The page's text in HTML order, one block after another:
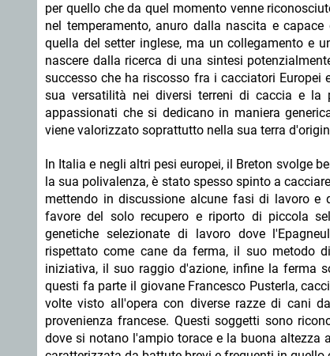
per quello che da quel momento venne
nel temperamento, anuro dalla nascita e
quella del setter inglese, ma un collegamento e
nascere dalla ricerca di una sintesi
successo che ha riscosso fra i cacciatori
sua versatilità nei diversi terreni di caccia e
appassionati che si dedicano in maniera
viene valorizzato soprattutto nella sua terra
In Italia e negli altri pesi europei, il Breton svolge
la sua polivalenza, è stato spesso spinto a
mettendo in discussione alcune fasi di lavoro e
favore del solo recupero e riporto di piccola
genetiche selezionate di lavoro dove
rispettato come cane da ferma, il suo metodo
iniziativa, il suo raggio d'azione, infine la ferma
questi fa parte il giovane Francesco Pusterla,
volte visto all'opera con diverse razze di cani
provenienza francese. Questi soggetti sono
dove si notano l'ampio torace e la buona altezza